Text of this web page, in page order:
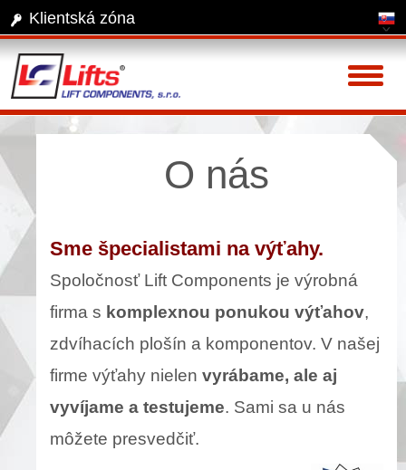
Klientská zóna
O nás
Sme špecialistami na výťahy.
Spoločnosť Lift Components je výrobná
firma s komplexnou ponukou výťahov,
zdvíhacích plošín a komponentov. V našej
firme výťahy nielen vyrábame, ale aj
vyvíjame a testujeme. Sami sa u nás
môžete presvedčiť.